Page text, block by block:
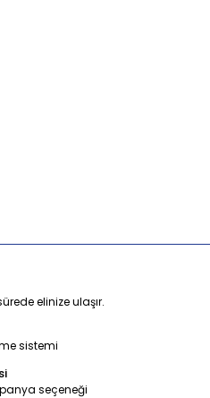
elinize ulaşır.
sistemi
seçeneği